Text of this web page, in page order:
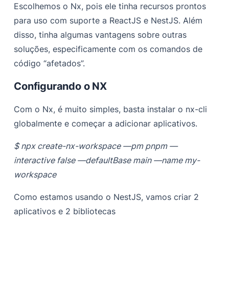
Escolhemos o Nx, pois ele tinha recursos prontos
para uso com suporte a ReactJS e NestJS. Além
disso, tinha algumas vantagens sobre outras
soluções, especificamente com os comandos de
código “afetados”.
Configurando o NX
Com o Nx, é muito simples, basta instalar o nx-cli
globalmente e começar a adicionar aplicativos.
$ npx create-nx-workspace —pm pnpm —
interactive false —defaultBase main —name my-
workspace
Como estamos usando o NestJS, vamos criar 2
aplicativos e 2 bibliotecas